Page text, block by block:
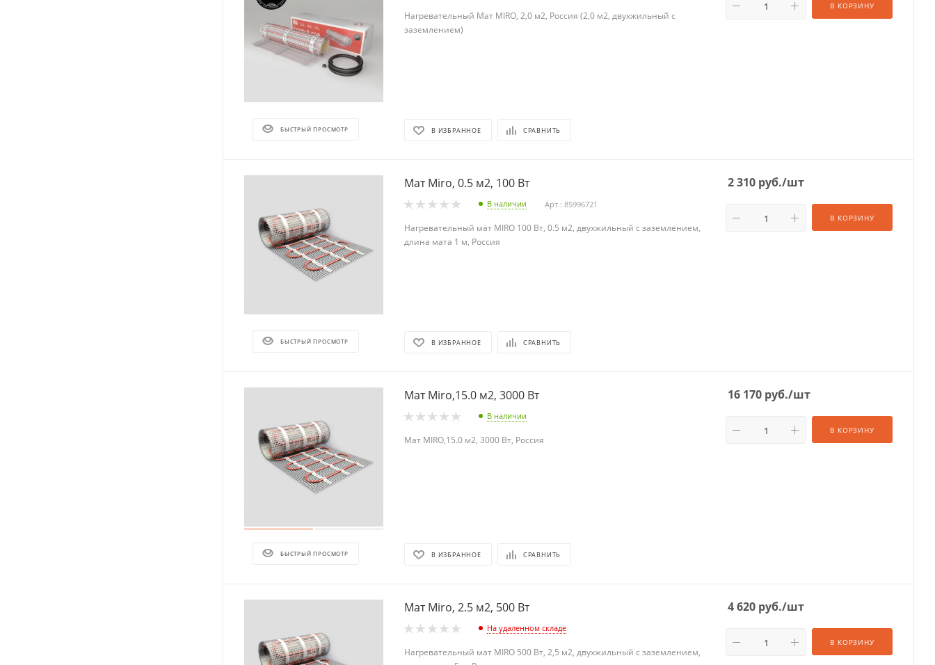
БЫСТРЫЙ ПРОСМОТР
Нагревательный Мат MIRO, 2,0 м2, Россия (2,0 м2, двухжильный с
заземлением)
В ИЗБРАННОЕ СРАВНИТЬ
В КОРЗИНУ
БЫСТРЫЙ ПРОСМОТР
Мат Miro, 0.5 м2, 100 Вт
В наличии Арт.: 85996721
Нагревательный мат MIRO 100 Вт, 0.5 м2, двухжильный с заземлением,
длина мата 1 м, Россия
В ИЗБРАННОЕ СРАВНИТЬ
2 310 руб./шт
В КОРЗИНУ
БЫСТРЫЙ ПРОСМОТР
Мат Miro,15.0 м2, 3000 Вт
В наличии
Мат MIRO,15.0 м2, 3000 Вт, Россия
В ИЗБРАННОЕ СРАВНИТЬ
16 170 руб./шт
В КОРЗИНУ
Мат Miro, 2.5 м2, 500 Вт
На удаленном складе
Нагревательный мат MIRO 500 Вт, 2,5 м2, двухжильный с заземлением,
4 620 руб./шт
В КОРЗИНУ